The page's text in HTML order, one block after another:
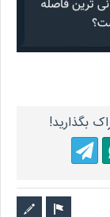
بگذارید!